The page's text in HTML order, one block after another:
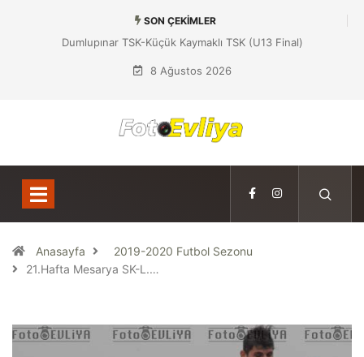
SON ÇEKIMLER
Dumlupınar TSK-Yeniboğaziçi DSK (U13 Yarı Final)
8 Ağustos 2026
Anasayfa
2019-2020 Futbol Sezonu
21.Hafta Mesarya SK-L.…